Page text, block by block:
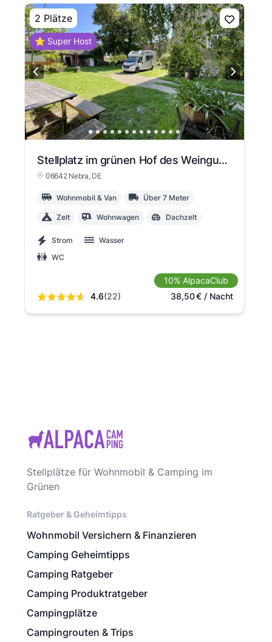
2 Plätze
⭐ Super Host
Stellplatz im grünen Hof des Weingutes
06642 Nebra, DE
Wohnmobil & Van Über 7 Meter
Zelt Wohnwagen Dachzelt
Strom
Wasser
WC
4.6(22)
10% AlpacaClub
38,50€/ Nacht
Stellplätze für Wohnmobil & Camping im
Grünen
Ratgeber & Geheimtipps
Wohnmobil Versichern & Finanzieren
Camping Geheimtipps
Camping Ratgeber
Camping Produktratgeber
Campingplätze
Campingrouten & Trips